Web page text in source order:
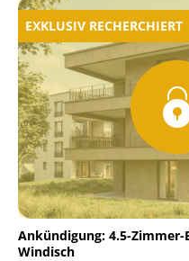
EXKLUSIV RECHERCHIERT
Ankündigung: 4.5-
Windisch